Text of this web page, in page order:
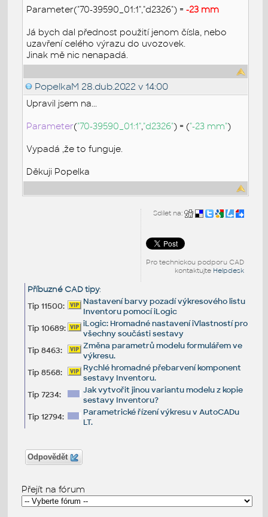
Parameter("70-39590_01:1","d2326") =-23 mm
Já bych dal přednost použití jenom čísla, nebo
uzavření celého výrazu do uvozovek.
Jinak mě nic nenapadá.
PopelkaM 28.dub.2022 v 14:00
Upravil jsem na...
Parameter("70-39590_01:1","d2326") = ("-23 mm")
Vypadá ,že to funguje.
Děkuji Popelka
Sdílet na:
Pro technickou podporu CAD
kontaktujte Helpdesk
Příbuzné CAD tipy:
Tip 11500:
Nastavení barvy pozadí výkresového listu
Inventoru pomocí iLogic
Tip 10689:
iLogic: Hromadné nastavení iVlastností pro
všechny součásti sestavy
Tip 8463:
Změna parametrů modelu formulářem ve
výkresu.
Tip 8568:
Rychlé hromadné přebarvení komponent
sestavy Inventoru.
Tip 7234:
Jak vytvořit jinou variantu modelu z kopie
sestavy Inventoru?
Tip 12794:
Parametrické řízení výkresu v AutoCADu
LT.
Odpovědět
Přejít na fórum